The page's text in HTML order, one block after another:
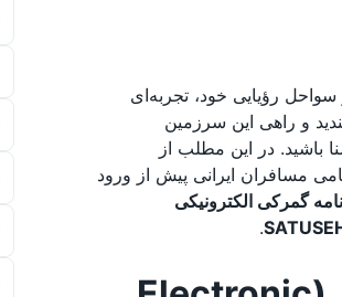
رؤیایی خود، تجربه‌ای
و راهی این سرزمین
باشید. در این مطلب از
مسافران ایرانی پیش از ورود
گمرکی الکترونیکی
.